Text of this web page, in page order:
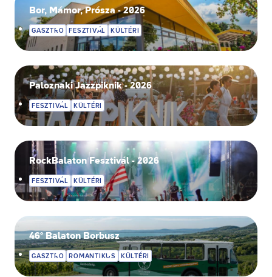
Bor, Mámor, Prósza - 2026
GASZTRO FESZTIVÁL KÜLTÉRI
Paloznaki Jazzpiknik - 2026
FESZTIVÁL KÜLTÉRI
RockBalaton Fesztivál - 2026
FESZTIVÁL KÜLTÉRI
46° Balaton Borbusz
GASZTRO ROMANTIKUS KÜLTÉRI